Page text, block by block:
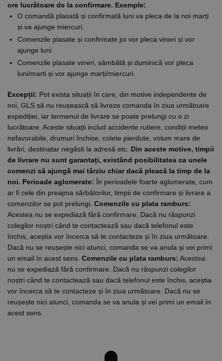
ore lucrătoare de la confirmare. Exemple:
O comandă plasată și confirmată luni va pleca de la noi marți
și va ajunge miercuri.
Comenzile plasate și confirmate joi vor pleca vineri și vor
ajunge luni.
Comenzile plasate vineri, sâmbătă și duminică vor pleca
luni/marti și vor ajunge marți/miercuri.
Excepții: Pot exista situații în care, din motive independente de
noi, GLS să nu reușească să livreze comanda în ziua următoare
expediției, iar termenul de livrare se poate prelungi cu o zi
lucrătoare. Aceste situații includ accidente rutiere, condiții meteo
nefavorabile, drumuri închise, colete pierdute, volum mare de
livrări, destinatar negăsit la adresă etc. Din aceste motive, timpii
de livrare nu sunt garantați, existând posibilitatea ca unele
comenzi să ajungă mai târziu chiar dacă pleacă la timp de la
noi. Perioade aglomerate: În perioadele foarte aglomerate, cum
ar fi cele din preajma sărbătorilor, timpii de confirmare și livrare a
comenzilor se pot prelungi. Comenzile cu plata ramburs:
Acestea nu se expediază fără confirmare. Dacă nu răspunzi
colegilor noștri când te contactează sau dacă telefonul este
închis, aceștia vor încerca să te contacteze și în ziua următoare.
Dacă nu se reușește nici atunci, comanda se va anula și vei primi
un email în acest sens. Comenzile cu plata ramburs: Acestea
nu se expediază fără confirmare. Dacă nu răspunzi colegilor
noștri când te contactează sau dacă telefonul este închis, aceștia
vor încerca să te contacteze și în ziua următoare. Dacă nu se
reușește nici atunci, comanda se va anula și vei primi un email în
acest sens.